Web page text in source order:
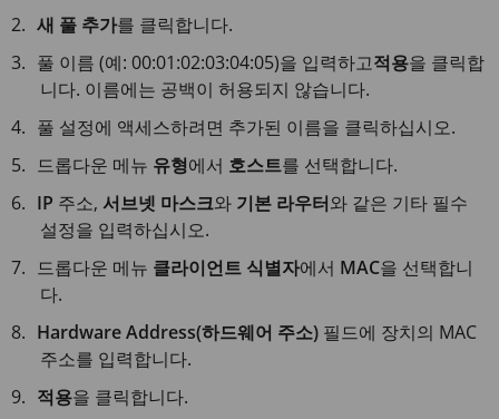
새 풀 추가를 클릭합니다.
풀 이름 (예: 00:01:02:03:04:05)을 입력하고적용을 클릭합
니다. 이름에는 공백이 허용되지 않습니다.
풀 설정에 액세스하려면 추가된 이름을 클릭하십시오.
드롭다운 메뉴 유형에서 호스트를 선택합니다.
IP 주소,서브넷 마스크와 기본 라우터와 같은 기타 필수
설정을 입력하십시오.
드롭다운 메뉴 클라이언트 식별자에서 MAC을 선택합니
다.
Hardware Address(하드웨어 주소) 필드에 장치의 MAC
주소를 입력합니다.
적용을 클릭합니다.